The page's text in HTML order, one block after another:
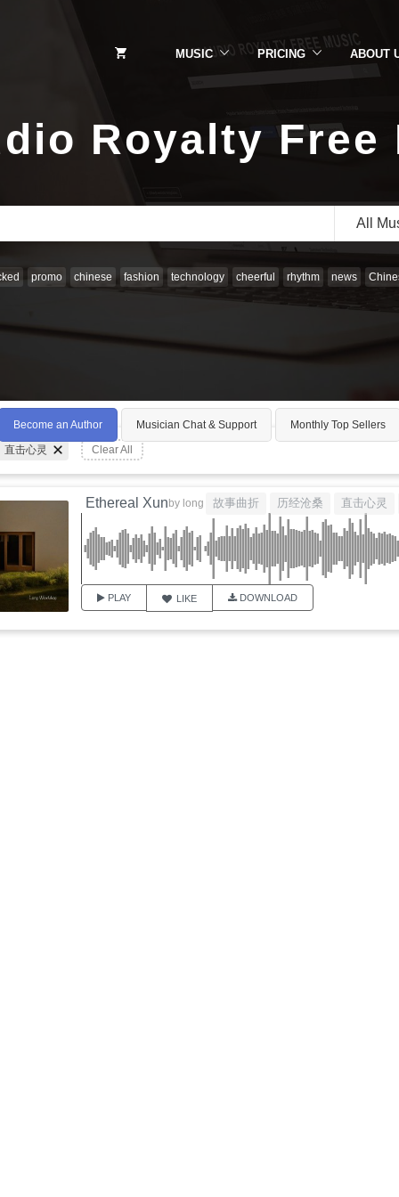
MUSIC PRICING ABOUT
Royalty Free
All
promo chinese fashion technology cheerful rhythm news
Become an Author Musician Chat & Support
Monthly Top Sellers
直击心灵
Clear All
Ethereal Xunby long 故事曲折 历经沧桑 直击心灵
PLAY LIKE DOWNLOAD